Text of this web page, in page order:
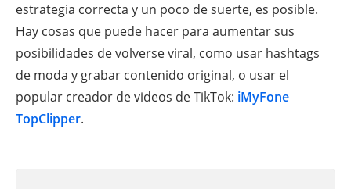
estrategia correcta y un poco de suerte, es posible.
Hay cosas que puede hacer para aumentar sus
posibilidades de volverse viral, como usar hashtags
de moda y grabar contenido original, o usar el
popular creador de videos de TikTok: iMyFone
TopClipper.